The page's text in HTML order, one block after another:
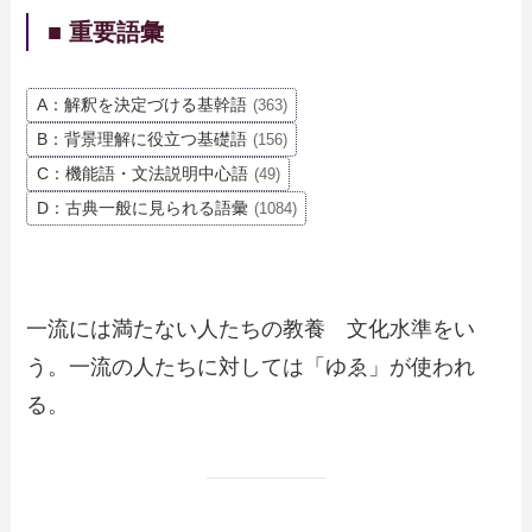
■ 重要語彙
A：解釈を決定づける基幹語 (363)
B：背景理解に役立つ基礎語 (156)
C：機能語・文法説明中心語 (49)
D：古典一般に見られる語彙 (1084)
一流には満たない人たちの教養 文化水準をい
う。一流の人たちに対しては「ゆゑ」が使われ
る。